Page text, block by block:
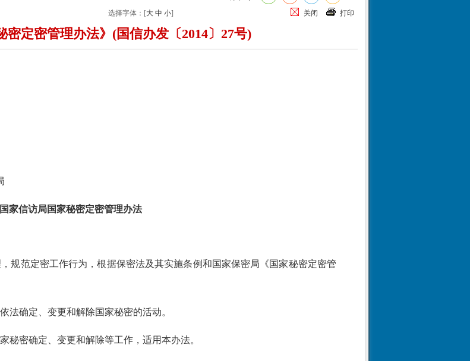
选择字体：[大 中 小] 关闭 打印
密定密管理办法》(国信办发〔2014〕27号)
国家信访局国家秘密定密管理办法
规范定密工作行为，根据保密法及其实施条例和国家保密局《国家秘密定密管
法确定、变更和解除国家秘密的活动。
秘密确定、变更和解除等工作，适用本办法。